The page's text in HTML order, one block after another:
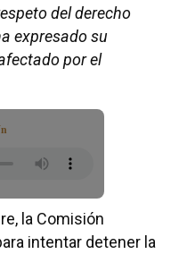
del derecho
expresado su
por el
la Comisión
intentar detener la